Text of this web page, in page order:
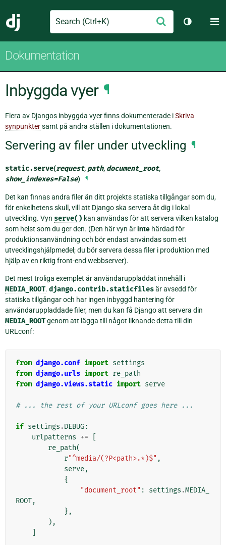
Django
Search Skicka
Växla
Dokumentation
Inbyggda vyer ¶
Flera av Djangos inbyggda vyer finns dokumenterade iSkriva
synpunktersamt på andra ställen i dokumentationen.
Servering av filer under utveckling ¶
static.serve(request, path, document_root,
show_indexes=False) ¶
Det kan finnas andra filer än ditt projekts statiska tillgångar som du,
för enkelhetens skull, vill att Django ska servera åt dig i lokal
utveckling. Vyn serve() kan användas för att servera vilken katalog
som helst som du ger den. (Den här vyn ärinte härdad för
produktionsanvändning och bör endast användas som ett
utvecklingshjälpmedel; du bör servera dessa filer i produktion med
hjälp av en riktig front-end webbserver).
Det mest troliga exemplet är användaruppladdat innehåll i
MEDIA_ROOT. django.contrib.staticfilesär avsedd för
statiska tillgångar och har ingen inbyggd hantering för
användaruppladdade filer, men du kan få Django att servera din
MEDIA_ROOTgenom att lägga till något liknande detta till din
URLconf:
from django.conf import settings
from django.urls import re_path
from django.views.static import serve
# ... the rest of your URLconf goes here ...
if settings .DEBUG:
urlpatterns +=
re_path(
r"^media/(?P<path>.*)$" ,
serve,
{
"document_root" : settings .MEDIA_
ROOT,
},
),